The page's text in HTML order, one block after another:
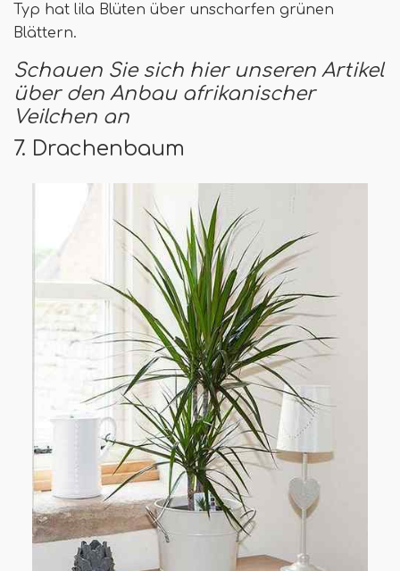
Typ hat lila Blüten über unscharfen grünen
Blättern.
Schauen Sie sich hier unseren Artikel
über den Anbau afrikanischer
Veilchen an
7. Drachenbaum